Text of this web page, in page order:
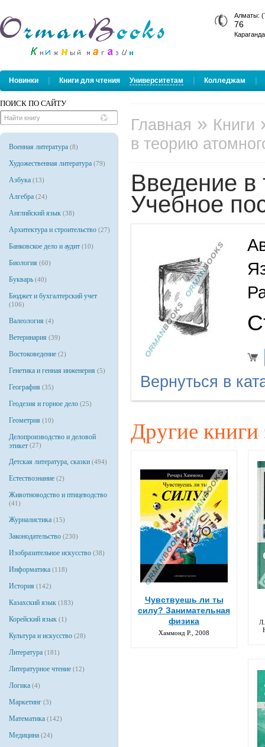
Алматы:
76
Новинки Книги для чтения Университетам Колледжам
ПОИСК ПО САЙТУ
Военная литература (8)
Художественная литература (79)
Азбука (13)
Алгебра (24)
Английский язык (38)
Архитектура и строительство (27)
Банковское дело и аудит (10)
Биология (60)
Букварь (40)
Бюджет и бухгалтерский учет
(106)
Валеология (4)
Ветеринария (39)
Востоковедение (2)
Генетика и генная инженерия (5)
География (35)
Геодезия и горное дело (25)
Геометрия (10)
Делопроизводство и деловой
этикет (27)
Детская литература, сказки (494)
Естествознание (2)
Животноводство и птицеводство
(41)
Журналистика (15)
Законодательство (230)
Изобразительное искусство (38)
Информатика (118)
История (142)
Казахский язык (183)
Корейский язык (1)
Культура и искусство (28)
Литература (181)
Литературное чтение (12)
Логика (4)
Маркетинг (3)
Математика (142)
Медицина (24)
Главная » Книги
в теорию
Введение в
Учебное
Вернуться в
Другие книги
Чувствуешь ли ты
силу? Занимательная
физика
Хаммонд Р., 2008